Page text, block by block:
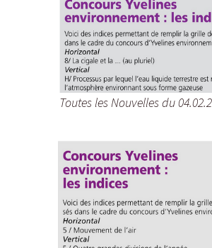
Toutes les Nouvelles du